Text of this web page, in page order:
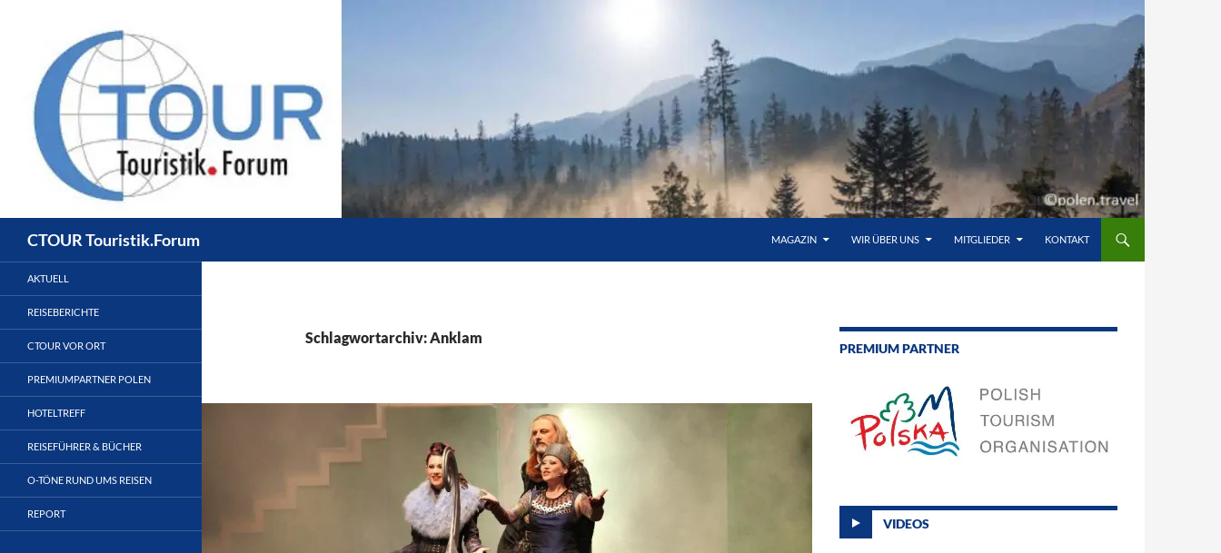
CTOUR Touristik.Forum MAGAZIN WIR ÜBER UNS MITGLIEDER KONTAKT
Schlagwortarchiv: Anklam
PREMIUM PARTNER
VIDEOS
AKTUELL
REISEBERICHTE
CTOUR VOR ORT
PREMIUMPARTNER POLEN
HOTELTREFF
REISEFÜHRER & BÜCHER
O-TÖNE RUND UMS REISEN
REPORT